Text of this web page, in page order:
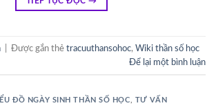
Được gắn thẻ tracuuthansohoc, Wiki thần số học
Để lại một bình luận
ĐỒ NGÀY SINH THẦN SỐ HỌC, TƯ VẤN